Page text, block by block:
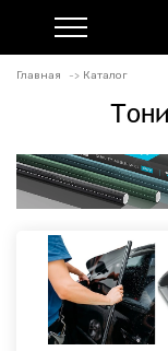
Главная Каталог